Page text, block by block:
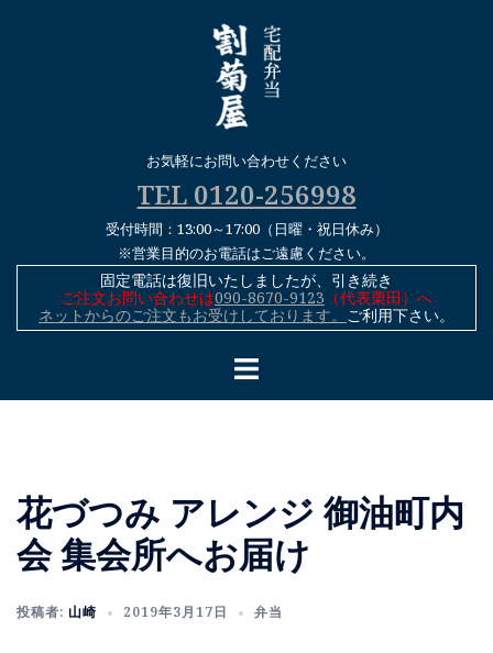
お気軽にお問い合わせください
TEL 0120-256998
受付時間：13:00～17:00（日曜・祝日休み）
※営業目的のお電話はご遠慮ください。
固定電話は復旧いたしましたが、引き続き
ご注文お問い合わせは090-8670-9123 （代表栗田）へ
ネットからのご注文もお受けしております。 ご利用下さい。
花づつみ アレンジ 御油町内
会 集会所へお届け
投稿者: 山崎 2019年3月17日 弁当